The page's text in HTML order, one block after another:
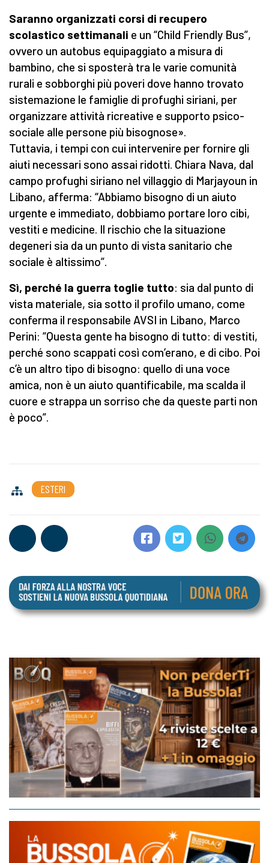
Saranno organizzati corsi di recupero
scolastico settimanali e un “Child Friendly Bus”,
ovvero un autobus equipaggiato a misura di
bambino, che si sposterà tra le varie comunità
rurali e sobborghi più poveri dove hanno trovato
sistemazione le famiglie di profughi siriani, per
organizzare attività ricreative e supporto psico-
sociale alle persone più bisognose».
Tuttavia, i tempi con cui intervenire per fornire gli
aiuti necessari sono assai ridotti. Chiara Nava, dal
campo profughi siriano nel villaggio di Marjayoun in
Libano, afferma: “Abbiamo bisogno di un aiuto
urgente e immediato, dobbiamo portare loro cibi,
vestiti e medicine. Il rischio che la situazione
degeneri sia da un punto di vista sanitario che
sociale è altissimo”.
Sì, perché la guerra toglie tutto: sia dal punto di
vista materiale, sia sotto il profilo umano, come
conferma il responsabile AVSI in Libano, Marco
Perini: “Questa gente ha bisogno di tutto: di vestiti,
perché sono scappati così com’erano, e di cibo. Poi
c’è un altro tipo di bisogno: quello di una voce
amica, non è un aiuto quantificabile, ma scalda il
cuore e strappa un sorriso che da queste parti non
è poco”.
ESTERI